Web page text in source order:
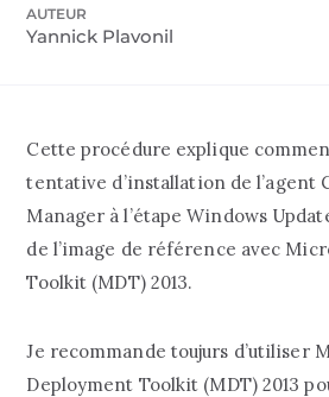
AUTEUR
Yannick Plavonil
Cette procédure explique
tentative d’installation de l’agent
Manager à l’étape Windows
de l’image de référence avec
Toolkit (MDT) 2013.
Je recommande toujurs d’utiliser
Deployment Toolkit (MDT) 2013